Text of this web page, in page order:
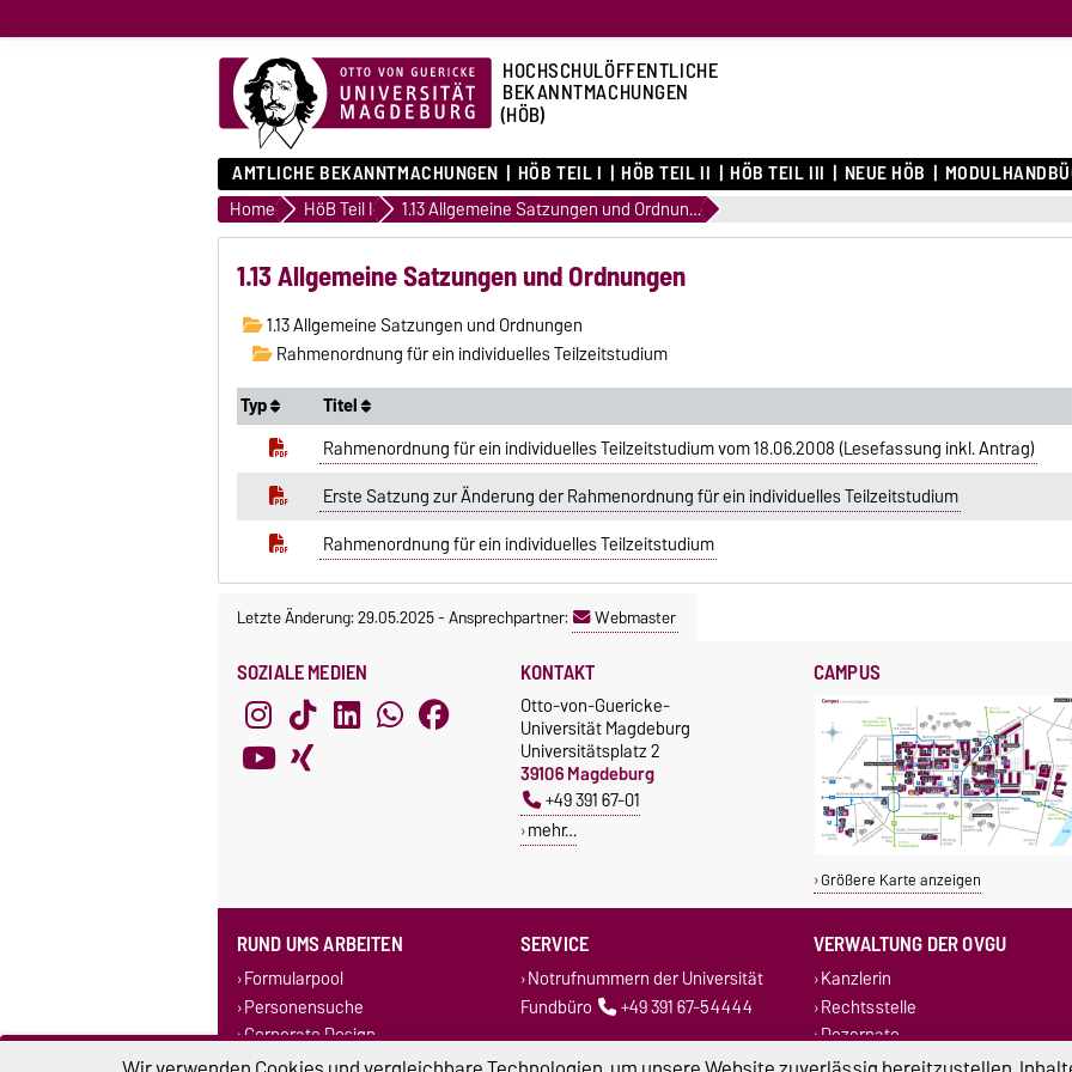
HOCHSCHULÖFFENTLICHE
BEKANNTMACHUNGEN
(HÖB)
AMTLICHE BEKANNTMACHUNGEN HÖB TEIL I HÖB TEIL II HÖB TEIL III NEUE HÖB
Home HöB Teil I 1.13 Allgemeine Satzungen und Ordnungen
1.13 Allgemeine Satzungen und Ordnungen
1.13 Allgemeine Satzungen und Ordnungen
Rahmenordnung für ein individuelles Teilzeitstudium
Typ
Titel
Rahmenordnung für ein individuelles Teilzeitstudium vom 18.06.2008 (Lesefassung inkl. Antrag)
Erste Satzung zur Änderung der Rahmenordnung für ein individuelles Teilzeitstudium
Rahmenordnung für ein individuelles Teilzeitstudium
Letzte Änderung: 29.05.2025-Ansprechpartner: Webmaster
SOZIALE MEDIEN KONTAKT
Otto-von-Guericke-
Universität Magdeburg
Universitätsplatz 2
39106 Magdeburg
+49 391 67-01
mehr…
CAMPUS
Größere Karte anzeigen
RUND UMS ARBEITEN
Formularpool
Personensuche
Corporate Design
Stellenausschreibungen
SERVICE
Notrufnummern der Universität
Fundbüro
+49 391 67-54444
VERWALTUNG DER OVGU
Kanzlerin
Rechtsstelle
Dezernate